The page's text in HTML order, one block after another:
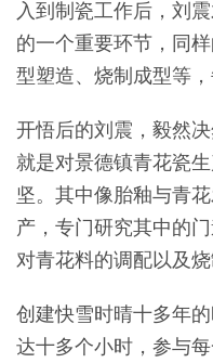
入到制瓷工作后，刘
的一个重要环节，同
型塑造、烧制成型等
开悟后的刘震，毅然
就是对景德镇青花瓷
坚。其中像胎釉与青
产，专门研究其中的
对青花料的调配以及
创建快雪时晴十多年
达十多个小时，参与